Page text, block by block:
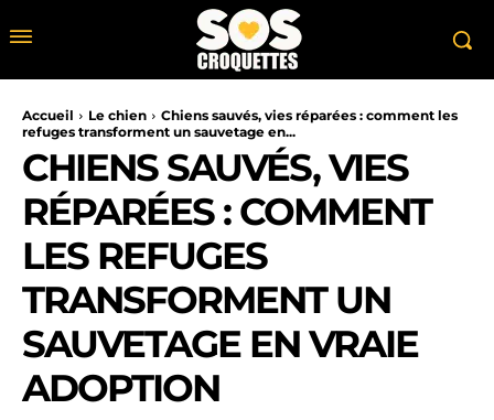
Accueil Le chien
Chiens sauvés, vies réparées : comment les
refuges transforment un sauvetage en...
CHIENS SAUVÉS, VIES
RÉPARÉES : COMMENT
LES REFUGES
TRANSFORMENT UN
SAUVETAGE EN VRAIE
ADOPTION